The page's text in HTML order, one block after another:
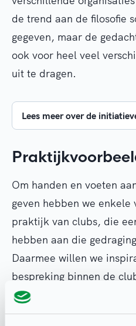
de trend aan de filosofie
gegeven, maar de
ook voor heel veel
uit te dragen.
Lees meer over de
Om handen en voeten
geven hebben we
praktijk van clubs, die
hebben aan die
Daarmee willen we
bespreking binnen de